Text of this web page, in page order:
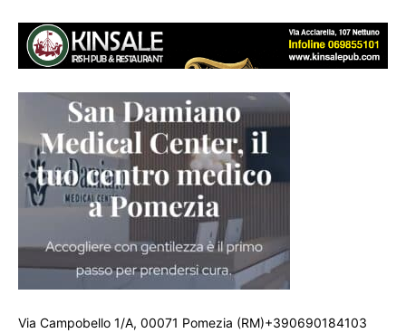
Via Campobello 1/A, 00071 Pomezia (RM)+390690184103